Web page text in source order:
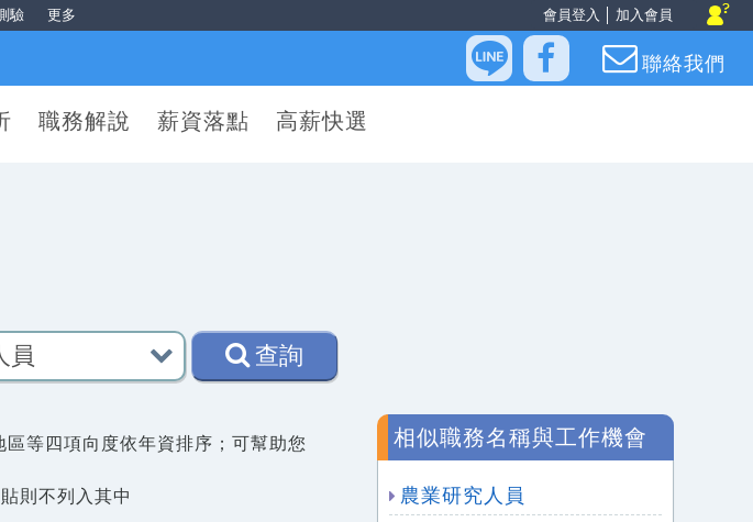
會員登入 加入會員
驗 更多
聯絡我們
職務解說 薪資落點 高薪快選
查詢
等四項向度依年資排序；可幫助您
則不列入其中
相似職務名稱與工作機會
農業研究人員